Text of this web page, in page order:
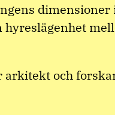
dimensioner
hyreslägenhet
arkitekt och